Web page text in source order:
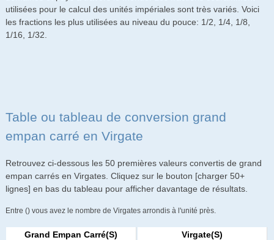
utilisées pour le calcul des unités impériales sont très variés. Voici
les fractions les plus utilisées au niveau du pouce: 1/2, 1/4, 1/8,
1/16, 1/32.
Table ou tableau de conversion grand
empan carré en Virgate
Retrouvez ci-dessous les 50 premières valeurs convertis de grand
empan carrés en Virgates. Cliquez sur le bouton [charger 50+
lignes] en bas du tableau pour afficher davantage de résultats.
Entre () vous avez le nombre de Virgates arrondis à l'unité près.
Grand Empan Carré(s)
Virgate(s)